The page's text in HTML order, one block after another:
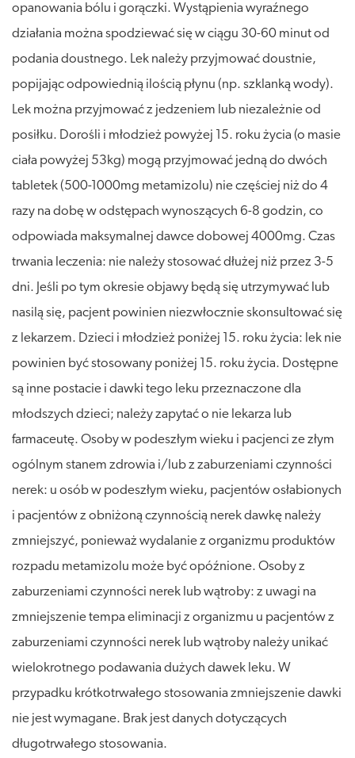
opanowania bólu i gorączki. Wystąpienia wyraźnego
działania można spodziewać się w ciągu 30-60 minut od
podania doustnego. Lek należy przyjmować doustnie,
popijając odpowiednią ilością płynu (np. szklanką wody).
Lek można przyjmować z jedzeniem lub niezależnie od
posiłku. Dorośli i młodzież powyżej 15. roku życia (o masie
ciała powyżej 53kg) mogą przyjmować jedną do dwóch
tabletek (500-1000mg metamizolu) nie częściej niż do 4
razy na dobę w odstępach wynoszących 6-8 godzin, co
odpowiada maksymalnej dawce dobowej 4000mg. Czas
trwania leczenia: nie należy stosować dłużej niż przez 3-5
dni. Jeśli po tym okresie objawy będą się utrzymywać lub
nasilą się, pacjent powinien niezwłocznie skonsultować się
z lekarzem. Dzieci i młodzież poniżej 15. roku życia: lek nie
powinien być stosowany poniżej 15. roku życia. Dostępne
są inne postacie i dawki tego leku przeznaczone dla
młodszych dzieci; należy zapytać o nie lekarza lub
farmaceutę. Osoby w podeszłym wieku i pacjenci ze złym
ogólnym stanem zdrowia i/lub z zaburzeniami czynności
nerek: u osób w podeszłym wieku, pacjentów osłabionych
i pacjentów z obniżoną czynnością nerek dawkę należy
zmniejszyć, ponieważ wydalanie z organizmu produktów
rozpadu metamizolu może być opóźnione. Osoby z
zaburzeniami czynności nerek lub wątroby: z uwagi na
zmniejszenie tempa eliminacji z organizmu u pacjentów z
zaburzeniami czynności nerek lub wątroby należy unikać
wielokrotnego podawania dużych dawek leku. W
przypadku krótkotrwałego stosowania zmniejszenie dawki
nie jest wymagane. Brak jest danych dotyczących
długotrwałego stosowania.